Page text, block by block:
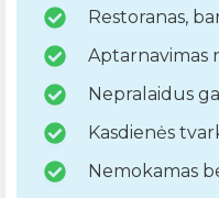
Restoranas,
Aptarnavimas
Nepralaidus
Kasdienės
Nemokamas